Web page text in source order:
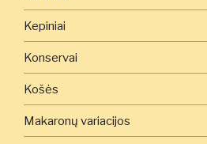
Kepiniai
Konservai
Košės
Makaronų variacijos